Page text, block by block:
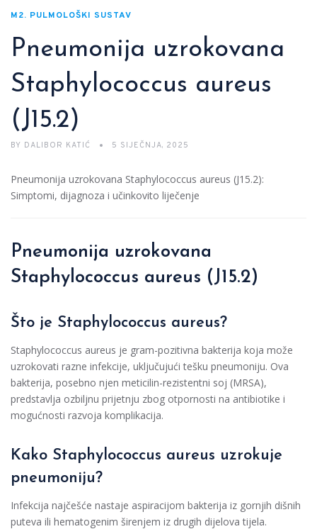
M2. PULMOLOŠKI SUSTAV
Pneumonija uzrokovana
Staphylococcus aureus
(J15.2)
BY DALIBOR KATIĆ 5 SIJEČNJA, 2025
Pneumonija uzrokovana Staphylococcus aureus (J15.2):
Simptomi, dijagnoza i učinkovito liječenje
Pneumonija uzrokovana
Staphylococcus aureus (J15.2)
Što je Staphylococcus aureus?
Staphylococcus aureus je gram-pozitivna bakterija koja može
uzrokovati razne infekcije, uključujući tešku pneumoniju. Ova
bakterija, posebno njen meticilin-rezistentni soj (MRSA),
predstavlja ozbiljnu prijetnju zbog otpornosti na antibiotike i
mogućnosti razvoja komplikacija.
Kako Staphylococcus aureus uzrokuje
pneumoniju?
Infekcija najčešće nastaje aspiracijom bakterija iz gornjih dišnih
puteva ili hematogenim širenjem iz drugih dijelova tijela.